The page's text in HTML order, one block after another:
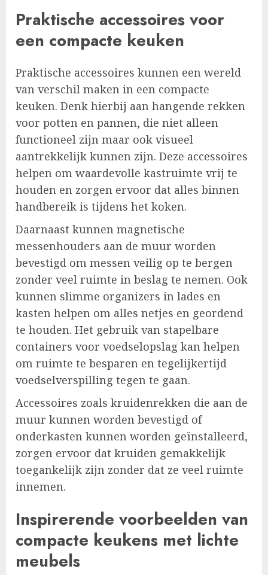
Praktische accessoires voor
een compacte keuken
Praktische accessoires kunnen een wereld
van verschil maken in een compacte
keuken. Denk hierbij aan hangende rekken
voor potten en pannen, die niet alleen
functioneel zijn maar ook visueel
aantrekkelijk kunnen zijn. Deze accessoires
helpen om waardevolle kastruimte vrij te
houden en zorgen ervoor dat alles binnen
handbereik is tijdens het koken.
Daarnaast kunnen magnetische
messenhouders aan de muur worden
bevestigd om messen veilig op te bergen
zonder veel ruimte in beslag te nemen. Ook
kunnen slimme organizers in lades en
kasten helpen om alles netjes en geordend
te houden. Het gebruik van stapelbare
containers voor voedselopslag kan helpen
om ruimte te besparen en tegelijkertijd
voedselverspilling tegen te gaan.
Accessoires zoals kruidenrekken die aan de
muur kunnen worden bevestigd of
onderkasten kunnen worden geïnstalleerd,
zorgen ervoor dat kruiden gemakkelijk
toegankelijk zijn zonder dat ze veel ruimte
innemen.
Inspirerende voorbeelden van
compacte keukens met lichte
meubels